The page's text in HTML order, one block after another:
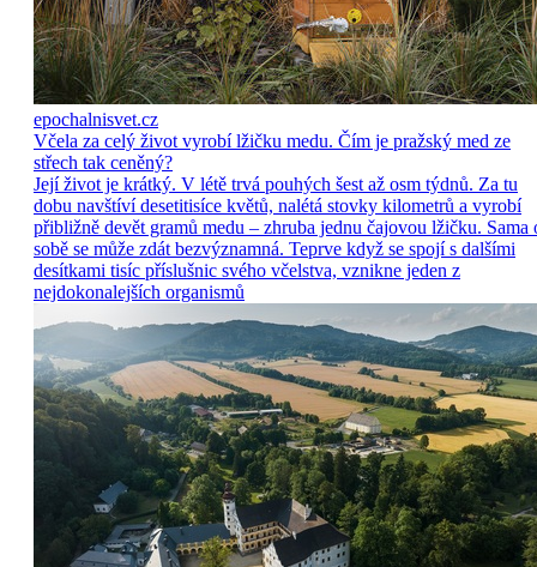
epochalnisvet.cz
Včela za celý život vyrobí lžičku medu. Čím je pražský med ze
střech tak ceněný?
Její život je krátký. V létě trvá pouhých šest až osm týdnů. Za tu
dobu navštíví desetitisíce květů, nalétá stovky kilometrů a vyrobí
přibližně devět gramů medu – zhruba jednu čajovou lžičku. Sama
sobě se může zdát bezvýznamná. Teprve když se spojí s dalšími
desítkami tisíc příslušnic svého včelstva, vznikne jeden z
nejdokonalejších organismů